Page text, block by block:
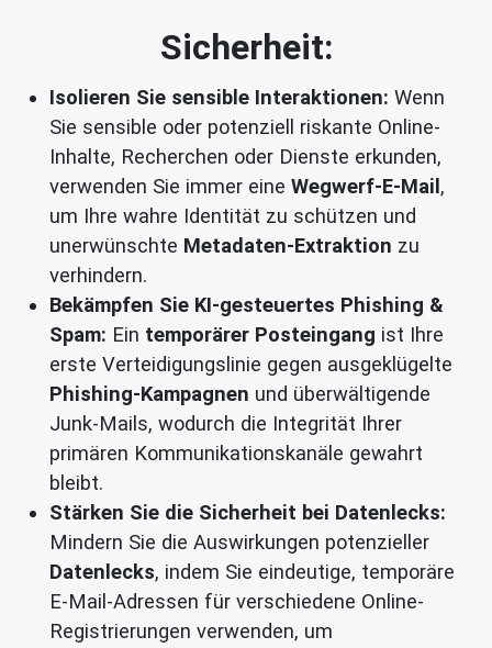
Sicherheit:
Isolieren Sie sensible Interaktionen: Wenn
Sie sensible oder potenziell riskante Online-
Inhalte, Recherchen oder Dienste erkunden,
verwenden Sie immer eine Wegwerf-E-Mail ,
um Ihre wahre Identität zu schützen und
unerwünschte Metadaten-Extraktion zu
verhindern.
Bekämpfen Sie KI-gesteuertes Phishing &
Spam: Ein temporärer Posteingang ist Ihre
erste Verteidigungslinie gegen ausgeklügelte
Phishing-Kampagnen und überwältigende
Junk-Mails, wodurch die Integrität Ihrer
primären Kommunikationskanäle gewahrt
bleibt.
Stärken Sie die Sicherheit bei Datenlecks:
Mindern Sie die Auswirkungen potenzieller
Datenlecks, indem Sie eindeutige, temporäre
E-Mail-Adressen für verschiedene Online-
Registrierungen verwenden, um